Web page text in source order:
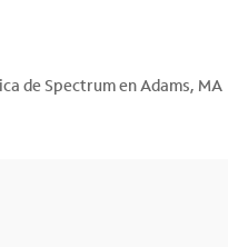
de Spectrum en Adams, MA